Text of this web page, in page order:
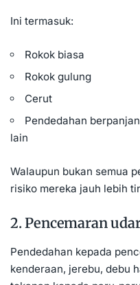
Ini termasuk:
Rokok biasa
Rokok gulung
Cerut
Pendedahan
lain
Walaupun bukan semua
risiko mereka jauh lebih
2. Pencemaran
Pendedahan kepada
kenderaan, jerebu, debu